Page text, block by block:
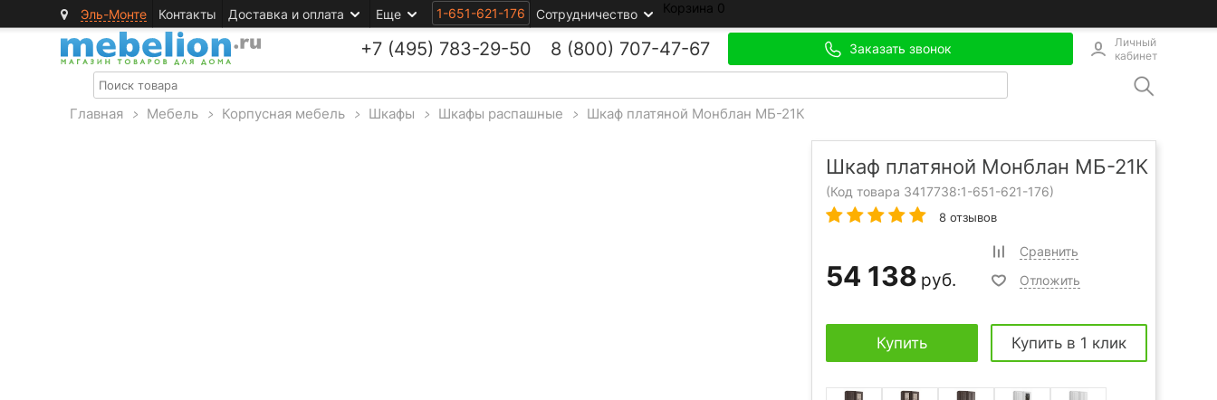
Эль-Монте Контакты Доставка и оплата Еще 1-651-621-176 Сотрудничество Корзина 0
+7 (495) 783-29-50 8 (800) 707-47-67 Заказать звонок
Личный
кабинет
Главная > Мебель > Корпусная мебель > Шкафы > Шкафы распашные > Шкаф платяной Монблан МБ-21К
Шкаф платяной Монблан МБ-21К
(Код товара 3417738:1-651-621-176)
8 отзывов
54 138 руб.
Сравнить
Отложить
Купить Купить в 1 клик